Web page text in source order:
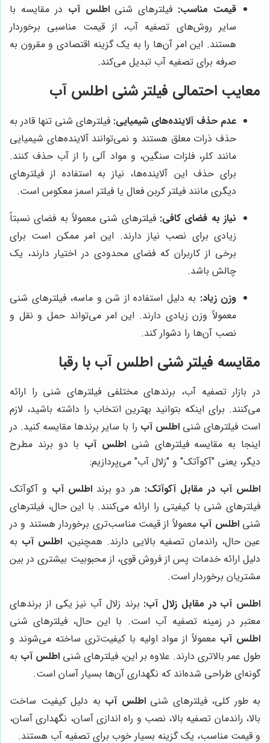
قیمت مناسب: فیلترهای شنیاطلس آب در مقایسه با
سایر روش‌های تصفیه آب، از قیمت مناسبی برخوردار
هستند. این امر آن‌ها را به یک گزینه اقتصادی و مقرون به
صرفه برای تصفیه آب تبدیل می‌کند.
معایب احتمالی فیلتر شنی اطلس آب
عدم حذف آلاینده‌های شیمیایی: فیلترهای شنی تنها قادر به
حذف ذرات معلق هستند و نمی‌توانند آلاینده‌های شیمیایی
مانند کلر، فلزات سنگین، و مواد آلی را از آب حذف کنند.
برای حذف این آلاینده‌ها، نیاز به استفاده از فیلترهای
دیگری مانند فیلتر کربن فعال یا فیلتر اسمز معکوس است.
نیاز به فضای کافی: فیلترهای شنی معمولاً به فضای نسبتاً
زیادی برای نصب نیاز دارند. این امر ممکن است برای
برخی از کاربران که فضای محدودی در اختیار دارند، یک
چالش باشد.
وزن زیاد: به دلیل استفاده از شن و ماسه، فیلترهای شنی
معمولاً وزن زیادی دارند. این امر می‌تواند حمل و نقل و
نصب آن‌ها را دشوار کند.
مقایسه فیلتر شنی اطلس آب با رقبا
در بازار تصفیه آب، برندهای مختلفی فیلترهای شنی را ارائه
می‌کنند. برای اینکه بتوانید بهترین انتخاب را داشته باشید، لازم
است فیلترهای شنیاطلس آب را با سایر برندها مقایسه کنید. در
اینجا به مقایسه فیلترهای شنی اطلس آب با دو برند مطرح
دیگر، یعنی "آکوآتک" و "زلال آب" می‌پردازیم:
اطلس آب در مقابل آکوآتک: هر دو برنداطلس آب و آکوآتک
فیلترهای شنی با کیفیتی را ارائه می‌کنند. با این حال، فیلترهای
شنیاطلس آب معمولاً از قیمت مناسب‌تری برخوردار هستند و در
عین حال، راندمان تصفیه بالایی دارند. همچنین، اطلس آب به
دلیل ارائه خدمات پس از فروش قوی، از محبوبیت بیشتری در بین
مشتریان برخوردار است.
اطلس آب در مقابل زلال آب: برند زلال آب نیز یکی از برندهای
معتبر در زمینه تصفیه آب است. با این حال، فیلترهای شنی
اطلس آب معمولاً از مواد اولیه با کیفیت‌تری ساخته می‌شوند و
طول عمر بالاتری دارند. علاوه بر این، فیلترهای شنی اطلس آب به
گونه‌ای طراحی شده‌اند که نگهداری آن‌ها بسیار آسان است.
به طور کلی، فیلترهای شنیاطلس آب به دلیل کیفیت ساخت
بالا، راندمان تصفیه بالا، نصب و راه اندازی آسان، نگهداری آسان،
و قیمت مناسب، یک گزینه بسیار خوب برای تصفیه آب هستند.